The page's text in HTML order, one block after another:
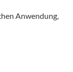
Anwendung,